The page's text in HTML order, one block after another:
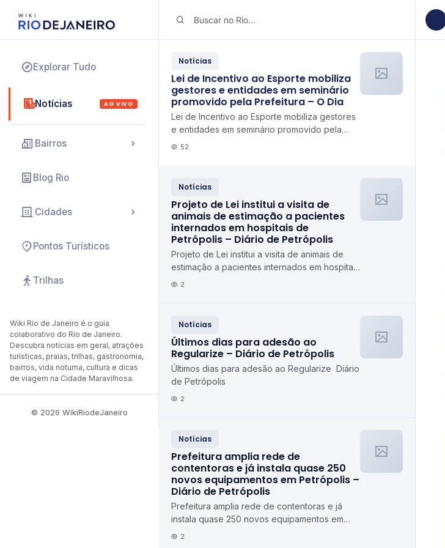
Explorar Tudo
Notícias AO VIVO
Bairros
Blog Rio
Cidades
Pontos Turísticos
Trilhas
Wiki Rio de Janeiro é o guia
colaborativo do Rio de Janeiro.
Descubra notícias em geral, atrações
turísticas, praias, trilhas, gastronomia,
bairros, vida noturna, cultura e dicas
de viagem na Cidade Maravilhosa.
© 2026 WikiRiodeJaneiro
Notícias
Lei de Incentivo ao Esporte mobiliza
gestores e entidades em seminário
promovido pela Prefeitura – O Dia
Lei de Incentivo ao Esporte mobiliza gestores
e entidades em seminário promovido pela
Prefeitura O Dia
52
Notícias
Projeto de Lei institui a visita de
animais de estimação a pacientes
internados em hospitais de
Petrópolis – Diário de Petrópolis
Projeto de Lei institui a visita de animais de
estimação a pacientes internados em hospitais
de Petrópolis Diário de Petrópolis
2
Notícias
Últimos dias para adesão ao
Regularize – Diário de Petrópolis
Últimos dias para adesão ao Regularize Diário
de Petrópolis
2
Notícias
Prefeitura amplia rede de
contentoras e já instala quase 250
novos equipamentos em Petrópolis –
Diário de Petrópolis
Prefeitura amplia rede de contentoras e já
instala quase 250 novos equipamentos em
Petrópolis Diário de Petrópolis
2